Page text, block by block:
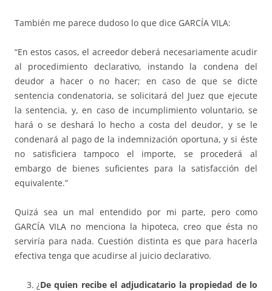
También me parece dudoso lo que dice GARCÍA VILA:
“En estos casos, el acreedor deberá necesariamente acudir
al proce­di­mien­to declarativo, instando la condena del
deudor a hacer o no hacer; en caso de que se dicte
sentencia condenatoria, se solicitará del Juez que eje­cu­te
la sentencia, y, en caso de incumplimiento voluntario, se
hará o se des­­­­hará lo hecho a costa del deudor, y se le
condenará al pago de la in­dem­­nización oportuna, y si éste
no satisficiera tampoco el importe, se pro­cederá al
embargo de bienes suficientes para la satisfacción del
equi­va­lente.”
Quizá sea un mal entendido por mi parte, pero como
GARCÍA VILA no men­ciona la hipoteca, creo que ésta no
serviría para na­da. Cuestión dis­tinta es que para hacerla
efectiva tenga que acu­dirse al juicio declarati­vo.
¿De quien recibe el adjudicatario la propiedad de lo